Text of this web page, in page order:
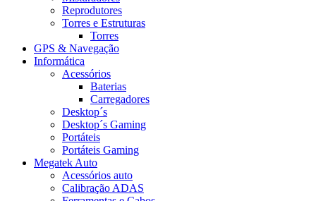
Reprodutores
Torres e Estruturas
Torres
GPS & Navegação
Informática
Acessórios
Baterias
Carregadores
Desktop´s
Desktop´s Gaming
Portáteis
Portáteis Gaming
Megatek Auto
Acessórios auto
Calibração ADAS